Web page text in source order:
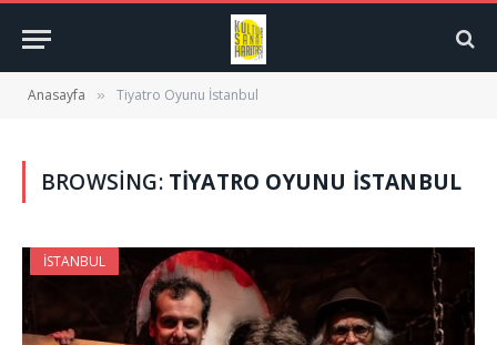
Anasayfa » Tiyatro Oyunu İstanbul
BROWSING: TIYATRO OYUNU İSTANBUL
İSTANBUL